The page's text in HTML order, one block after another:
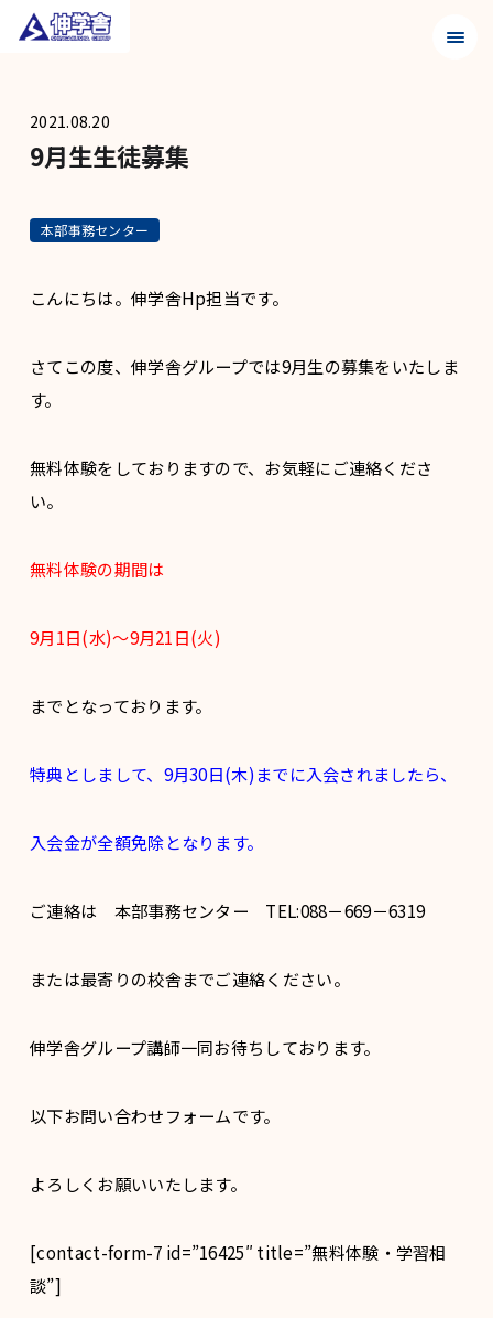
メニ
2021.08.20
9月生生徒募集
本部事務センター
こんにちは。伸学舎Hp担当です。
さてこの度、伸学舎グループでは9月生の募集をいたしま
す。
無料体験をしておりますので、お気軽にご連絡くださ
い。
無料体験の期間は
9月1日(水)～9月21日(火)
までとなっております。
特典としまして、9月30日(木)までに入会されましたら、
入会金が全額免除となります。
ご連絡は 本部事務センター TEL:088－669－6319
または最寄りの校舎までご連絡ください。
伸学舎グループ講師一同お待ちしております。
以下お問い合わせフォームです。
よろしくお願いいたします。
[contact-form-7 id=”16425″ title=”無料体験・学習相
談”]